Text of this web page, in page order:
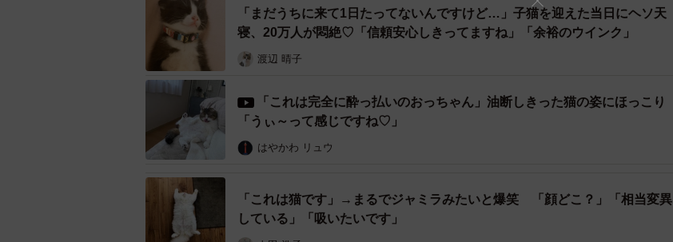
「そっと、お布団かけてあげたい。可愛い」
「これは反則級の可愛さ」
「ぷーちゃんは…人？なの？」
などたくさんの反響があり、「いいね」は9.8万件にもなりました。
「まだうちに来て1日たってないんですけど…」子猫を迎えた当日にヘソ天
寝、20万人が悶絶♡「信頼安心しきってますね」「余裕のウインク」
渡辺 晴子
「これは完全に酔っ払いのおっちゃん」油断しきった猫の姿にほっこり
「うぃ～って感じですね♡」
はやかわ リュウ
「これは猫です」→まるでジャミラみたいと爆笑 「顔どこ？」「相当変異
している」「吸いたいです」